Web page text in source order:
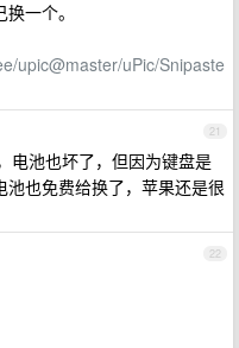
一个。
upic@master/uPic/Snipaste
21
电池也坏了，但因为键盘是
也免费给换了，苹果还是很
22